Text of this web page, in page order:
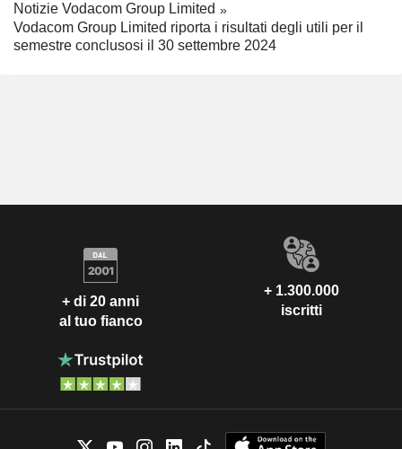
Notizie Vodacom Group Limited
Vodacom Group Limited riporta i risultati degli utili per il
semestre conclusosi il 30 settembre 2024
+ di 20 anni
al tuo fianco
+ 1.300.000
iscritti